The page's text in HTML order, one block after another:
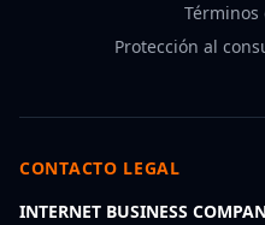
Protección al
CONTACTO LEGAL
INTERNET BUSINESS